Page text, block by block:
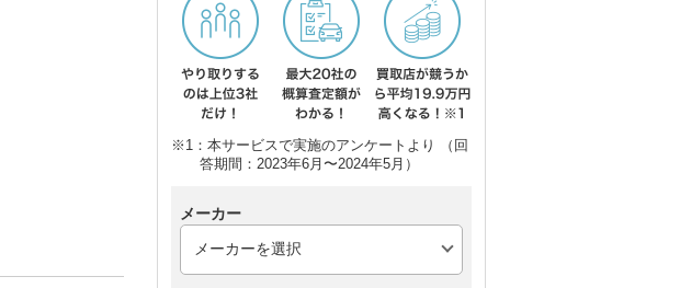
※1：本サービスで実施のアンケートより （回
答期間：2023年6月〜2024年5月）
メーカー